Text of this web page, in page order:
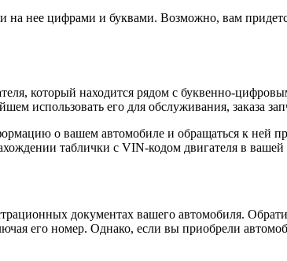
нее цифрами и буквами. Возможно, вам
который находится рядом с буквенно-
использовать его для обслуживания, заказа
о вашем автомобиле и обращаться к ней
таблички с VIN-кодом двигателя в
документах вашего автомобиля.
его номер. Однако, если вы приобрели